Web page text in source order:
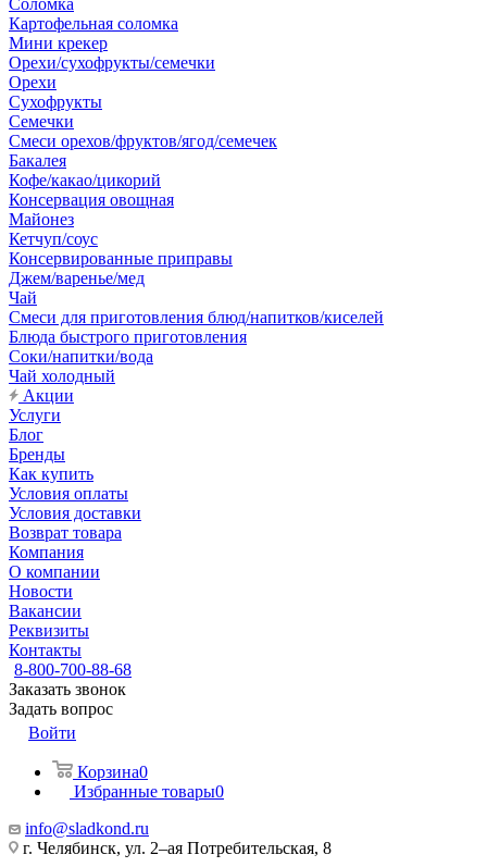
Соломка
Картофельная соломка
Мини крекер
Орехи/сухофрукты/семечки
Орехи
Сухофрукты
Семечки
Смеси орехов/фруктов/ягод/семечек
Бакалея
Кофе/какао/цикорий
Консервация овощная
Майонез
Кетчуп/соус
Консервированные приправы
Джем/варенье/мед
Чай
Смеси для приготовления блюд/напитков/киселей
Блюда быстрого приготовления
Соки/напитки/вода
Чай холодный
Акции
Услуги
Блог
Бренды
Как купить
Условия оплаты
Условия доставки
Возврат товара
Компания
О компании
Новости
Вакансии
Реквизиты
Контакты
8-800-700-88-68
Заказать звонок
Задать вопрос
Войти
Корзина0
Избранные товары0
info@sladkond.ru
г. Челябинск, ул. 2–ая Потребительская, 8